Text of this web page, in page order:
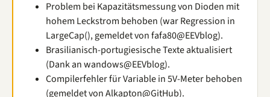
Problem bei Kapazitätsmessung von Dioden mit
hohem Leckstrom behoben (war Regression in
LargeCap(), gemeldet von fafa80@EEVblog).
Brasilianisch-portugiesische Texte aktualisiert
(Dank an wandows@EEVblog).
Compilerfehler für Variable in 5V-Meter behoben
(gemeldet von Alkapton@GitHub).